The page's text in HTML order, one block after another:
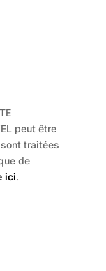
peut être
traitées
de
ici.